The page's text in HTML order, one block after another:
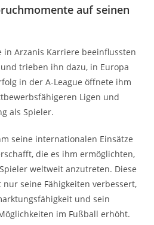
auf seinen
Arzanis Karriere beeinflussten
trieben ihn dazu, in Europa
in der A-League öffnete ihm
Ligen und
als Spieler.
seine internationalen Einsätze
die es ihm ermöglichten,
weltweit anzutreten. Diese
seine Fähigkeiten verbessert,
und sein
im Fußball erhöht.